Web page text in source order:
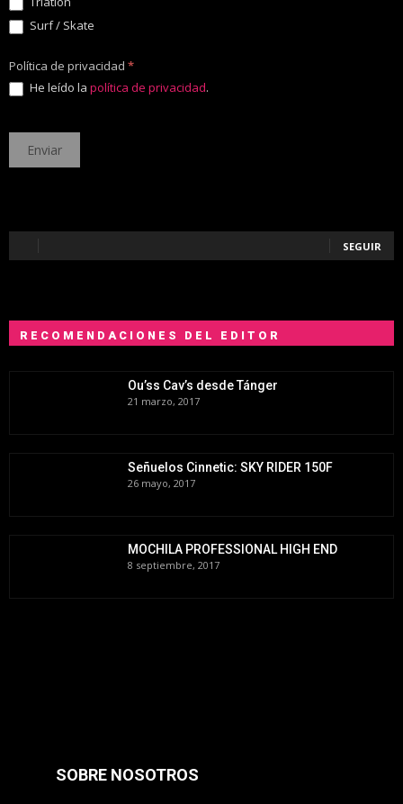
Surf / Skate
Política de privacidad *
He leído la política de privacidad.
SEGUIR
RECOMENDACIONES DEL EDITOR
Ou’ss Cav’s desde Tánger
21 marzo, 2017
Señuelos Cinnetic: SKY RIDER 150F
26 mayo, 2017
MOCHILA PROFESSIONAL HIGH END
8 septiembre, 2017
SOBRE NOSOTROS